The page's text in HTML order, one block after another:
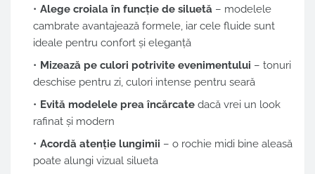
Alege croiala în funcție de siluetă – modelele
cambrate avantajează formele, iar cele fluide sunt
ideale pentru confort și eleganță
Mizează pe culori potrivite evenimentului – tonuri
deschise pentru zi, culori intense pentru seară
Evită modelele prea încărcate dacă vrei un look
rafinat și modern
Acordă atenție lungimii – o rochie midi bine aleasă
poate alungi vizual silueta